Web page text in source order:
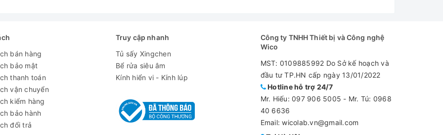
điện với xốp cách nhiệt 110mm
gỉ
bán hàng
bảo mật
thanh toán
vận chuyển
kiểm hàng
bảo hành
đổi trả
Truy cập nhanh
Tủ sấy Xingchen
Bể rửa siêu âm
Kính hiển vi - Kính lúp
Công ty TNHH Thiết bị và Công nghệ
Wico
MST: 0109885992 Do Sở kế hoạch và
đầu tư TP.HN cấp ngày 13/01/2022
Hotline hỗ trợ 24/7
Mr. Hiếu: 097 906 5005 - Mr. Tú: 0968
40 6636
Email: wicolab.vn@gmail.com